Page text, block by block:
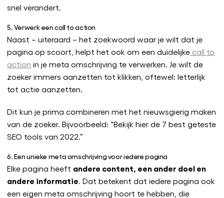
snel verandert.
5. Verwerk een call to action
Naast – uiteraard – het zoekwoord waar je wilt dat je
pagina op scoort, helpt het ook om een duidelijke call to
action in je meta omschrijving te verwerken. Je wilt de
zoeker immers aanzetten tot klikken, oftewel: letterlijk
tot actie aanzetten.
Dit kun je prima combineren met het nieuwsgierig maken
van de zoeker. Bijvoorbeeld: “Bekijk hier de 7 best geteste
SEO tools van 2022.”
6. Een unieke meta omschrijving voor iedere pagina
Elke pagina heeft andere content, een ander doel en
andere informatie. Dat betekent dat iedere pagina ook
een eigen meta omschrijving hoort te hebben, die